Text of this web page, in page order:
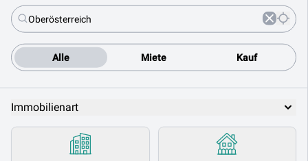
Alle Miete Kauf
Immobilienart